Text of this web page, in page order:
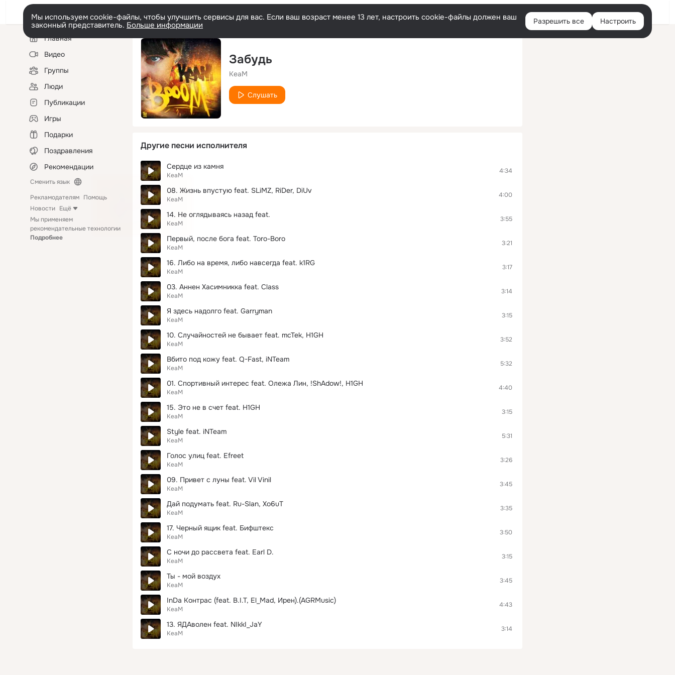
Войти
Мы используем cookie-файлы, чтобы улучшить сервисы для вас. Если ваш возраст менее 13 лет, настроить cookie-файлы должен ваш
законный представитель. Больше информации Разрешить все Настроить
Левая
колонкаГлавная
Видео
Группы
Люди
Публикации
Игры
Подарки
Поздравления
Рекомендации
Сменить язык
Рекламодателям Помощь
Новости Ещё
Мы применяем
рекомендательные технологии
Подробнее
Забудь
KeaM
Слушать
Другие песни исполнителя
Сердце из камня
KeaM
4:34
08. Жизнь впустую feat. SLiMZ, RiDer, DiUv
KeaM
4:00
14. Не оглядываясь назад feat.
KeaM
3:55
Первый, после бога feat. Toro-Boro
KeaM
3:21
16. Либо на время, либо навсегда feat. k1RG
KeaM
3:17
03. Аннен Хасимникка feat. Class
KeaM
3:14
Я здесь надолго feat. Garryman
KeaM
3:15
10. Случайностей не бывает feat. mcTek, H1GH
KeaM
3:52
Вбито под кожу feat. Q-Fast, iNTeam
KeaM
5:32
01. Спортивный интерес feat. Олежа Лин, !ShAdow!, H1GH
KeaM
4:40
15. Это не в счет feat. H1GH
KeaM
3:15
Style feat. iNTeam
KeaM
5:31
Голос улиц feat. Efreet
KeaM
3:26
09. Привет с луны feat. Vil Vinil
KeaM
3:45
Дай подумать feat. Ru-Slan, Xo6uT
KeaM
3:35
17. Черный ящик feat. Бифштекс
KeaM
3:50
С ночи до рассвета feat. Earl D.
KeaM
3:15
Ты - мой воздух
KeaM
3:45
InDa Контрас (feat. B.I.T, El_Mad, Ирен).(AGRMusic)
KeaM
4:43
13. ЯДАволен feat. NIkkI_JaY
KeaM
3:14